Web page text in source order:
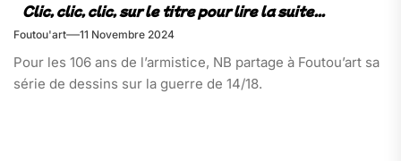
Foutou'art 11 Novembre 2024
Pour les 106 ans de l’armistice, NB partage à Foutou’art sa
série de dessins sur la guerre de 14/18.